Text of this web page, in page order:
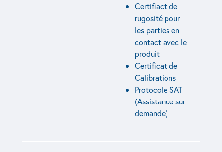
Certifiact de
rugosité pour
les parties en
contact avec le
produit
Certificat de
Calibrations
Protocole SAT
(Assistance sur
demande)